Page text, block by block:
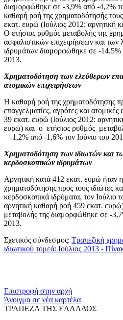
διαμορφώθηκε σε -3,9% από -4,2%
καθαρή ροή της χρηματοδότησής
εκατ. ευρώ (Ιούλιος 2012: αρνητική
Ο ετήσιος ρυθμός μεταβολής της
ασφαλιστικών επιχειρήσεων και
ιδρυμάτων διαμορφώθηκε σε -14,5%
2013.
Χρηματοδότηση των ελεύθερων
ατομικών επιχειρήσεων
Η καθαρή ροή της χρηματοδότησης
επαγγελματίες, αγρότες και ατομικές
39 εκατ. ευρώ (Ιούλιος 2012:
ευρώ) και ο ετήσιος ρυθμός
-1,2% από -1,6% τον Ιούνιο του
Χρηματοδότηση των ιδιωτών και
κερδοσκοπικών ιδρυμάτων
Αρνητική κατά 412 εκατ. ευρώ ήταν
χρηματοδότησης προς τους ιδιώτες
κερδοσκοπικά ιδρύματα, τον Ιούλιο
αρνητική καθαρή ροή 459 εκατ.
μεταβολής της διαμορφώθηκε σε -
2013.
Σχετικός σύνδεσμος: Τραπεζική
ιδιωτικού τομεά: Ιούλιος 2013 -
Επιστροφή στην αρχή
Άνοιγμα σε νέα καρτέλα
ΤΡΑΠΕΖΑ ΤΗΣ ΕΛΛΑΔΟΣ